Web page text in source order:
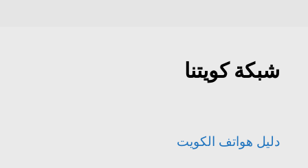
شبكة كويتنا
دليل هواتف الكويت